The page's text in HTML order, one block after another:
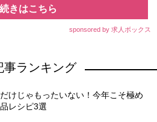
続きはこちら
sponsored by 求人ボックス
事ランキング
けじゃもったいない！今年こそ極め
レシピ3選